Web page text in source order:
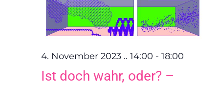
4. November 2023 .. 14:00 - 18:00
Ist doch wahr, oder? –